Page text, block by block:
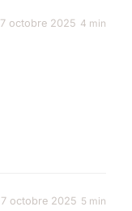
7 octobre 2025 4 min
7 octobre 2025 5 min